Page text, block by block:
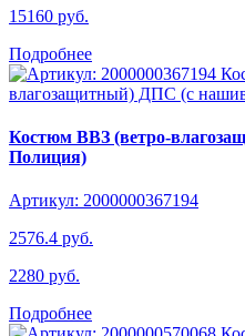
15160 руб.
Подробнее
Костюм ВВЗ (ветро-
Полиция)
Артикул: 2000000367194
2576.4 руб.
2280 руб.
Подробнее